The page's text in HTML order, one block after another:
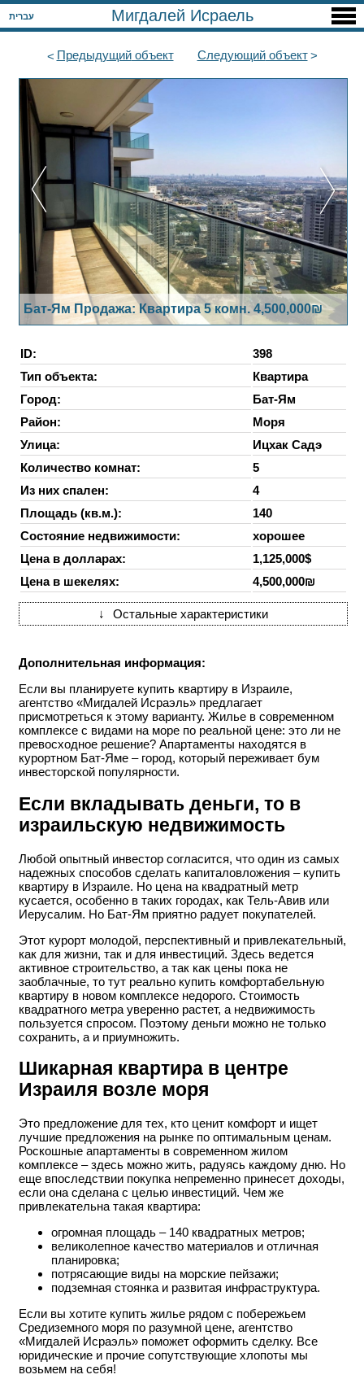
עברית Мигдалей Исраель
Предыдущийобъект Следующийобъект
Бат-Ям Продажа: Квартира 5 комн. 4,500,000₪
ID:
398
Тип объекта:
Квартира
Город:
Бат-Ям
Район:
Моря
Улица:
Ицхак Садэ
Количество комнат:
5
Из них спален:
4
Площадь (кв.м.):
140
Состояние недвижимости:
хорошее
Цена в долларах:
1,125,000$
Цена в шекелях:
4,500,000₪
↓ Остальные характеристики
Дополнительная информация:
Если вы планируете купить квартиру в Израиле,
агентство «Мигдалей Исраэль» предлагает
присмотреться к этому варианту. Жилье в современном
комплексе с видами на море по реальной цене: это ли не
превосходное решение? Апартаменты находятся в
курортном Бат-Яме – город, который переживает бум
инвесторской популярности.
Если вкладывать деньги, то в
израильскую недвижимость
Любой опытный инвестор согласится, что один из самых
надежных способов сделать капиталовложения – купить
квартиру в Израиле. Но цена на квадратный метр
кусается, особенно в таких городах, как Тель-Авив или
Иерусалим. Но Бат-Ям приятно радует покупателей.
Этот курорт молодой, перспективный и привлекательный,
как для жизни, так и для инвестиций. Здесь ведется
активное строительство, а так как цены пока не
заоблачные, то тут реально купить комфортабельную
квартиру в новом комплексе недорого. Стоимость
квадратного метра уверенно растет, а недвижимость
пользуется спросом. Поэтому деньги можно не только
сохранить, а и приумножить.
Шикарная квартира в центре
Израиля возле моря
Это предложение для тех, кто ценит комфорт и ищет
лучшие предложения на рынке по оптимальным ценам.
Роскошные апартаменты в современном жилом
комплексе – здесь можно жить, радуясь каждому дню. Но
еще впоследствии покупка непременно принесет доходы,
если она сделана с целью инвестиций. Чем же
привлекательна такая квартира:
огромная площадь – 140 квадратных метров;
великолепное качество материалов и отличная
планировка;
потрясающие виды на морские пейзажи;
подземная стоянка и развитая инфраструктура.
Если вы хотите купить жилье рядом с побережьем
Средиземного моря по разумной цене, агентство
«Мигдалей Исраэль» поможет оформить сделку. Все
юридические и прочие сопутствующие хлопоты мы
возьмем на себя!